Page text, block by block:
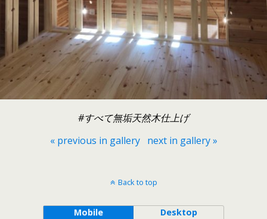
#すべて無垢天然木仕上げ
« previous in gallery
next in gallery »
Back to top
Mobile Desktop